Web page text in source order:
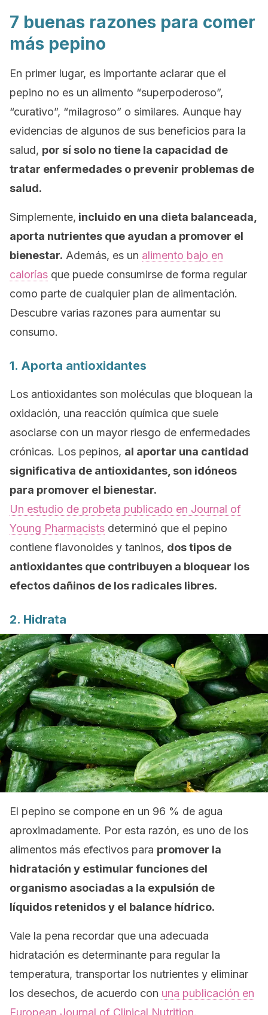
7 buenas razones para comer
más pepino
En primer lugar, es importante aclarar que el
pepino no es un alimento “superpoderoso”,
“curativo”, “milagroso” o similares. Aunque hay
evidencias de algunos de sus beneficios para la
salud, por sí solo no tiene la capacidad de
tratar enfermedades o prevenir problemas de
salud.
Simplemente, incluido en una dieta balanceada,
aporta nutrientes que ayudan a promover el
bienestar. Además, es un alimento bajo en
calorías que puede consumirse de forma regular
como parte de cualquier plan de alimentación.
Descubre varias razones para aumentar su
consumo.
1. Aporta antioxidantes
Los antioxidantes son moléculas que bloquean la
oxidación, una reacción química que suele
asociarse con un mayor riesgo de enfermedades
crónicas. Los pepinos, al aportar una cantidad
significativa de antioxidantes, son idóneos
para promover el bienestar.
Un estudio de probeta publicado en Journal of
Young Pharmacists determinó que el pepino
contiene flavonoides y taninos, dos tipos de
antioxidantes que contribuyen a bloquear los
efectos dañinos de los radicales libres.
2. Hidrata
El pepino se compone en un 96 % de agua
aproximadamente. Por esta razón, es uno de los
alimentos más efectivos para promover la
hidratación y estimular funciones del
organismo asociadas a la expulsión de
líquidos retenidos y el balance hídrico.
Vale la pena recordar que una adecuada
hidratación es determinante para regular la
temperatura, transportar los nutrientes y eliminar
los desechos, de acuerdo con una publicación en
European Journal of Clinical Nutrition